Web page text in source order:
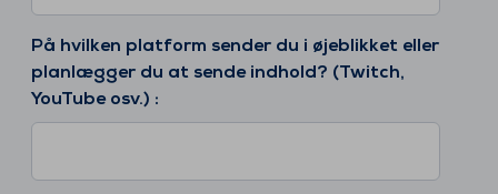
På hvilken platform sender du i øjeblikket eller
planlægger du at sende indhold? (Twitch,
YouTube osv.) :